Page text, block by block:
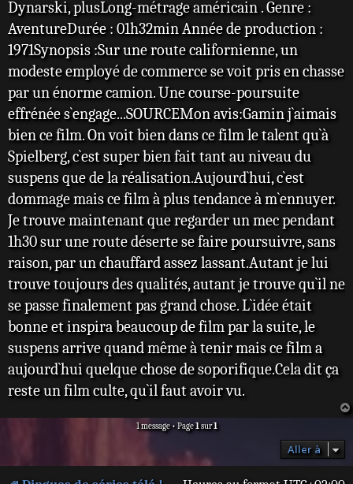
Dynarski, plusLong-métrage américain . Genre :
AventureDurée : 01h32min Année de production :
1971Synopsis :Sur une route californienne, un
modeste employé de commerce se voit pris en chasse
par un énorme camion. Une course-poursuite
effrénée s`engage...SOURCEMon avis:Gamin j`aimais
bien ce film. On voit bien dans ce film le talent qu`à
Spielberg, c`est super bien fait tant au niveau du
suspens que de la réalisation.Aujourd`hui, c`est
dommage mais ce film à plus tendance à m`ennuyer.
Je trouve maintenant que regarder un mec pendant
1h30 sur une route déserte se faire poursuivre, sans
raison, par un chauffard assez lassant.Autant je lui
trouve toujours des qualités, autant je trouve qu`il ne
se passe finalement pas grand chose. L`idée était
bonne et inspira beaucoup de film par la suite, le
suspens arrive quand même à tenir mais ce film a
aujourd`hui quelque chose de soporifique.Cela dit ça
reste un film culte, qu`il faut avoir vu.
1 message • Page1sur1
Aller à